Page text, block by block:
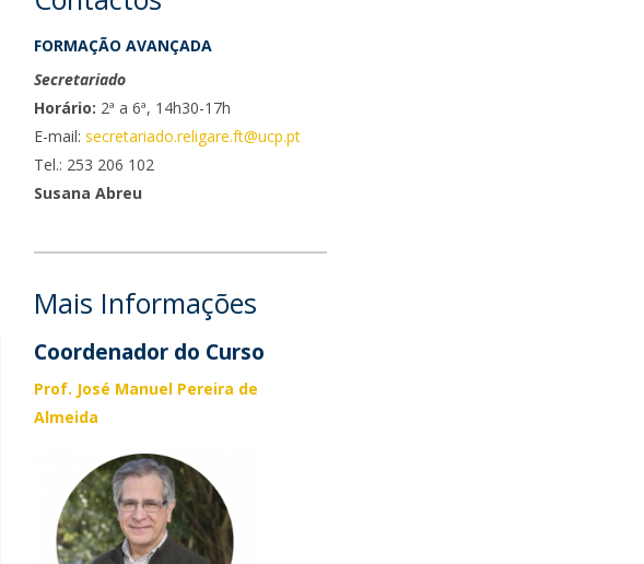
FORMAÇÃO AVANÇADA
Secretariado
Horário: 2ª a 6ª, 14h30-17h
E-mail:secretariado.religare.ft@ucp.pt
Tel.: 253 206 102
Susana Abreu
Mais Informações
Coordenador do Curso
Prof. José Manuel Pereira de
Almeida